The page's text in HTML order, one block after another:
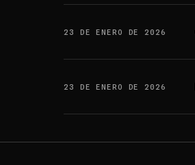
23 DE ENERO DE 2026
23 DE ENERO DE 2026